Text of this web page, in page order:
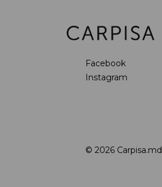
Facebook
Instagram
© 2026 Carpisa.md